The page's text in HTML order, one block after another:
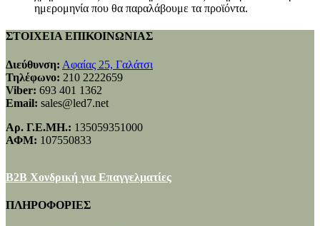
ημερομηνία που θα παραλάβουμε τα προϊόντα.
ΣΤΟΙΧΕΙΑ ΕΠΙΚΟΙΝΩΝΙΑΣ
Διεύθυνση: Αφαίας 25, Γαλάτσι
Τηλέφωνο: 210 2222659
Viber: 693 401 1362
Email: sales@led7.net
Αρ. Γ.Ε.ΜΗ.: 135059351000
ΑΦΜ: 107550833
B2B Χονδρική για Επαγγελματίες
ΠΛΗΡΟΦΟΡΙΕΣ